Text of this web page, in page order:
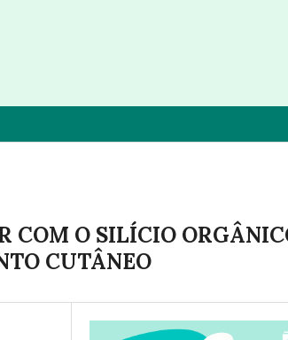
COM O SILÍCIO
CUTÂNEO